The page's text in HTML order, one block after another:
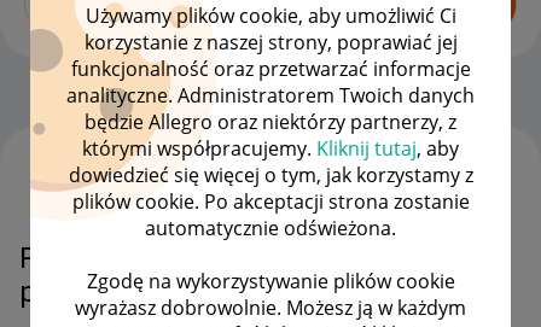
Używamy plików cookie, aby umożliwić Ci
korzystanie z naszej strony, poprawiać jej
funkcjonalność oraz przetwarzać informacje
analityczne. Administratorem Twoich danych
będzie Allegro oraz niektórzy partnerzy, z
którymi współpracujemy. Kliknij tutaj, aby
dowiedzieć się więcej o tym, jak korzystamy z
plików cookie. Po akceptacji strona zostanie
automatycznie odświeżona.
Zgodę na wykorzystywanie plików cookie
wyrażasz dobrowolnie. Możesz ją w każdym
Allegro Pay OPCJE
Proszę o zmianę statusu z jednej
płatności na 3raty
WSZYSTKIE TEMATY